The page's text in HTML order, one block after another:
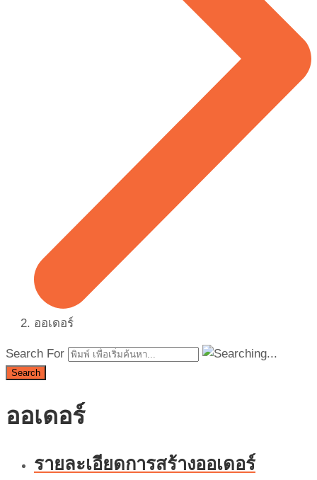
ออเดอร์
Search For
Search
ออเดอร์
รายละเอียดการสร้างออเดอร์